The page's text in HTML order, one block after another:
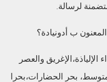
لرسالة.
ب أدونيادة؟
والعصر
بحر الحضارات،بحرا